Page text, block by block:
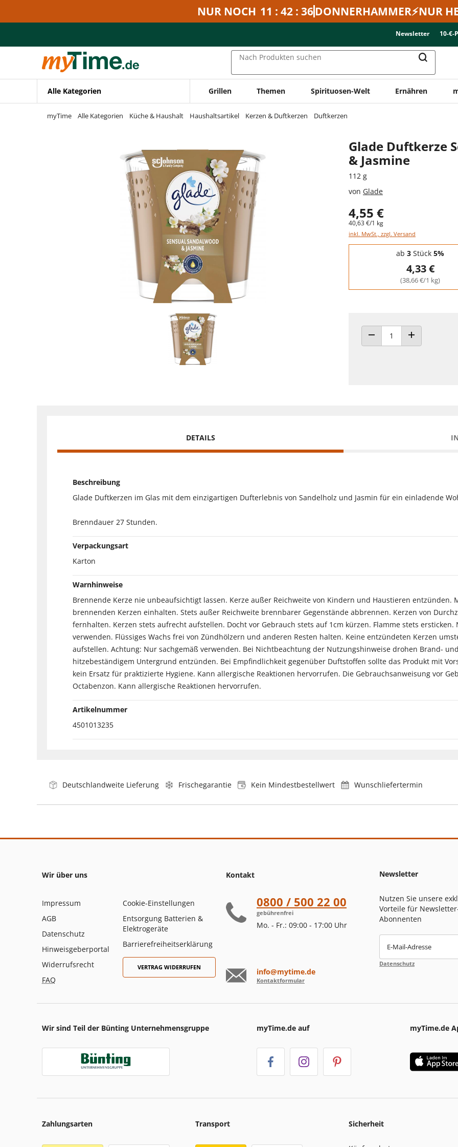
Zur Navigation springen
NUR NOCH 11 : 42 : 36DONNERHAMMER⚡NUR
Newsletter 10-€-
Nach Produkten suchen
Alle Kategorien Grillen Themen Spirituosen-Welt Ernähren
myTime Alle Kategorien Küche & Haushalt Haushaltsartikel Kerzen & Duftkerzen Duftkerzen
Glade Duftkerze
& Jasmine
112 g
von Glade
4,55 €
40,63 €/1 kg
inkl. MwSt., zzgl. Versand
Staffelpreise - Mengenrabatt
ab 3 Stück 5%
4,33 €
(38,66 €/1 kg)
ANZAHL VERRINGERNANZAHL ERHÖHEN
DETAILS
Beschreibung
Glade Duftkerzen im Glas mit dem einzigartigen Dufterlebnis von Sandelholz und Jasmin für ein einladende
Brenndauer 27 Stunden.
Verpackungsart
Karton
Warnhinweise
Brennende Kerze nie unbeaufsichtigt lassen. Kerze außer Reichweite von Kindern und Haustieren entzünden.
brennenden Kerzen einhalten. Stets außer Reichweite brennbarer Gegenstände abbrennen. Kerzen von
fernhalten. Kerzen stets aufrecht aufstellen. Docht vor Gebrauch stets auf 1cm kürzen. Flamme stets
verwenden. Flüssiges Wachs frei von Zündhölzern und anderen Resten halten. Keine entzündeten Kerzen
aufstellen. Achtung: Nur sachgemäß verwenden. Bei Nichtbeachtung der Nutzungshinweise drohen Brand-
hitzebeständigem Untergrund entzünden. Bei Empfindlichkeit gegenüber Duftstoffen sollte das Produkt mit
kein Ersatz für praktizierte Hygiene. Kann allergische Reaktionen hervorrufen. Die Gebrauchsanweisung vor
Octabenzon. Kann allergische Reaktionen hervorrufen.
Artikelnummer
4501013235
Deutschlandweite Lieferung Frischegarantie Kein Mindestbestellwert Wunschliefertermin
Wir über uns
Impressum
AGB
Datenschutz
Hinweisgeberportal
Widerrufsrecht
FAQ
Cookie-Einstellungen
Entsorgung Batterien &
Elektrogeräte
Barrierefreiheitserklärung
VERTRAG WIDERRUFEN
Kontakt
0800 / 500 22 00
gebührenfrei
Mo. - Fr.: 09:00 - 17:00 Uhr
info@mytime.de
Kontaktformular
Newsletter
Nutzen Sie unsere
Vorteile für
Abonnenten
E-Mail-Adresse
Datenschutz
Wir sind Teil der Bünting Unternehmensgruppe myTime.de auf myTime.de
Zahlungsarten Transport Sicherheit